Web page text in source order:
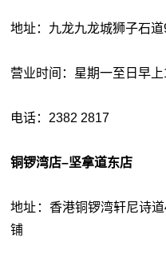
地址：九龙九龙城狮子石
营业时间：星期一至日早
电话：2382 2817
铜锣湾店–坚拿道东店
地址：香港铜锣湾轩尼诗
铺